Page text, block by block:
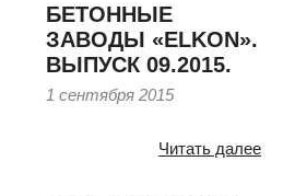
БЕТОННЫЕ
ЗАВОДЫ «ELKON».
ВЫПУСК 09.2015.
1 сентября 2015
Читать далее